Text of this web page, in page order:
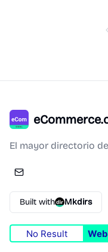
El mayor directorio
Built with Mkdirs
No Result